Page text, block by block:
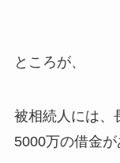
ところが、
被相続人には、
5000万の借金が